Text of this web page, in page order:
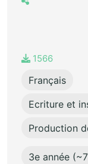
1566
Français
Ecriture et
Production
3e année